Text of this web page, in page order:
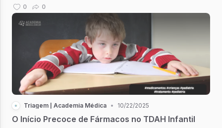
horários, mude sua vida.
0 0
Triagem | Academia Médica • 10/22/2025
O Início Precoce de Fármacos no TDAH Infantil